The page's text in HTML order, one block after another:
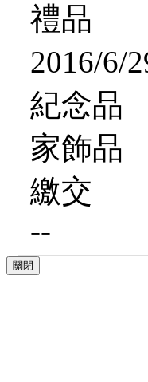
禮品
2016/6/
紀念品
家飾品
繳交
--
關閉